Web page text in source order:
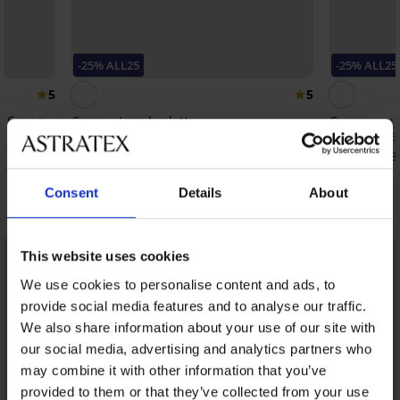
Consent Details About
This website uses cookies
We use cookies to personalise content and ads, to
provide social media features and to analyse our traffic.
We also share information about your use of our site with
our social media, advertising and analytics partners who
may combine it with other information that you’ve
provided to them or that they’ve collected from your use
5
банели
-25% ALL25
5
Сутиен Lara bralette
53,99 €(105,60 лв.)
40,49 €(79,19 лв.)
-25% ALL25
Смаляващ
32,99 €
24,74 €
Открийте подобни артикули